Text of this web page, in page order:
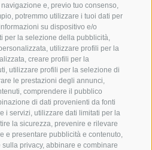
e, previo tuo consenso,
potremmo utilizzare i tuoi dati per
su dispositivo e/o
per la selezione della pubblicità,
utilizzare profili per la
creare profili per la
utilizzare profili per la selezione di
le prestazioni degli annunci,
comprendere il pubblico
di dati provenienti da fonti
i servizi, utilizzare dati limitati per la
la sicurezza, prevenire e rilevare
e presentare pubblicità e contenuto,
privacy, abbinare e combinare